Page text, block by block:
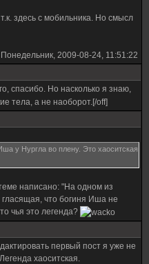
здесь с мобильника. Но смысл
Понедельник, 2009-08-24, 11:51:22
спасибо. Но насколько я знаю,
тела, а не наоборот.[/off]
у Нургла во плену. Это хаоситская
написано: "На одном из
гласящая, что богиня Иша не
чья это легенда?
первый пост я уже не
хаоситская.